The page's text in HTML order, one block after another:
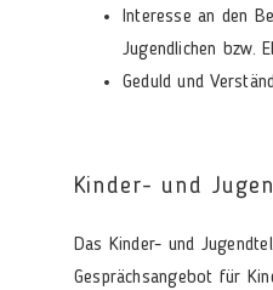
Interesse an den
Jugendlichen bzw.
Geduld und
Kinder- und
Das Kinder- und
Gesprächsangebot für